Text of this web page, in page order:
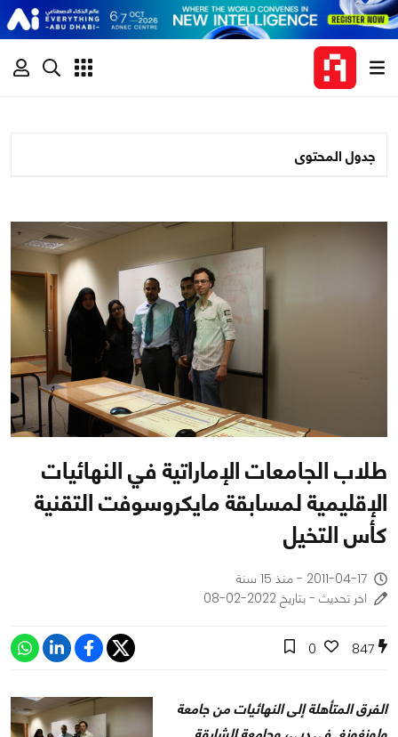
جدول المحتوى
طلاب الجامعات الإماراتية في النهائيات
الإقليمية لمسابقة مايكروسوفت التقنية
كأس التخيل
2011-04-17 - منذ 15 سنة
اخر تحديث - بتاريخ 2022-02-08
847
0
الفرق المتأهلة إلى النهائيات من جامعة